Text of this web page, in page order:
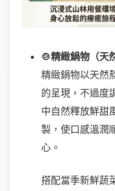
🍲精緻鍋物（天
精緻鍋物以天然
的呈現，不過度
中自然釋放鮮甜
製，使口感溫潤
心。
搭配當季新鮮蔬